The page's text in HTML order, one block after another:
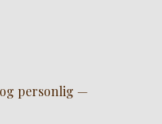
personlig —